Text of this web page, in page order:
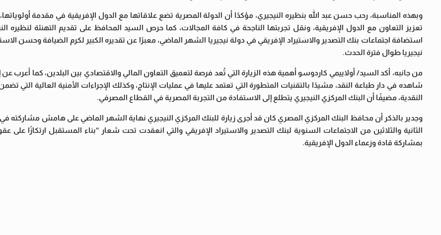
وبهذه المناسبة، رحب حسن عبد الله بنظيره النيجيري، مؤكدًا أن الدولة المصرية تضع علاقاتها مع الدول الإفريقية في مقدمة
تعزيز التعاون مع الدول الإفريقية، ونقل تجربتها الناجحة في كافة المجالات، كما حرص السيد المحافظ على تقديم التهنئة لنظيره
استضافة اجتماعات بنك التصدير والاستيراد الإفريقي في دولة نيجيريا الشهر الماضي، معبرًا عن تقديره الكبير لكرم الضيافة وحسن
نيجيريا طوال فترة الحدث.
من جانبه، أكد السيد/ أولاييمي كاردوسو أهمية هذه الزيارة التي تُعد فرصة لتعميق التعاون المالي والاقتصادي بين البلدين، كما أعرب عن
شاهده في دار طباعة النقد، مشيدًا بالتقنيات المتطورة التي تعتمد عليها في عمليات الإنتاج، وكذلك الإجراءات الأمنية العالية التي
النقدية، مضيفًا أن البنك المركزي النيجيري يتطلع إلى الاستفادة من التجربة المصرية في القطاع المصرفي.
وجدير بالذكر أن محافظ البنك المركزي المصري كان قد أجرى زيارة للبنك المركزي النيجيري نهاية الشهر الماضي على هامش مشاركته في
الثانية والثلاثين من الاجتماعات السنوية لبنك التصدير والاستيراد الإفريقي والتي انعقدت تحت شعار “بناء المستقبل ارتكازًا على
بمشاركة قادة وزعماء الدول الإفريقية.